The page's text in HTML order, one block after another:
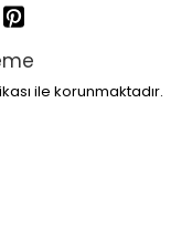
ile korunmaktadır.